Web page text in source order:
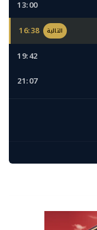
13:00
التالية 16:38
19:42
21:07